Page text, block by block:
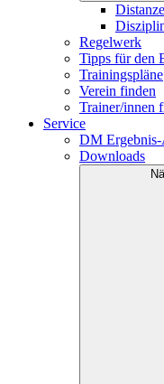
Regelwerk
Tipps für den
Trainingspläne
Verein finden
Trainer/innen
Service
DM
Downloads